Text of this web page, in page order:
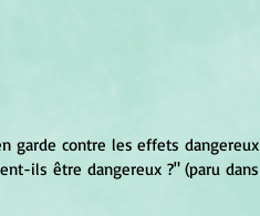
garde contre les effets dangereux
ils être dangereux ?" (paru dans